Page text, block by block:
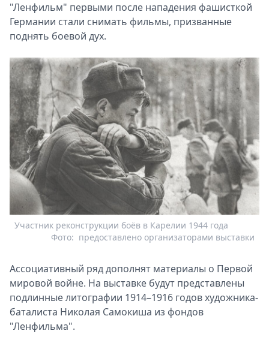
"Ленфильм" первыми после нападения фашисткой
Германии стали снимать фильмы, призванные
поднять боевой дух.
Участник реконструкции боёв в Карелии 1944 года
предоставлено организаторами выставки
Фото:
Ассоциативный ряд дополнят материалы о Первой
мировой войне. На выставке будут представлены
подлинные литографии 1914–1916 годов художника-
баталиста Николая Самокиша из фондов
"Ленфильма".